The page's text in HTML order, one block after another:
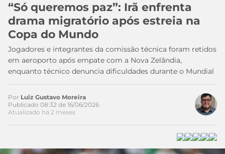
DE
APOSTA
MELHORES
SITES
DE
APOSTAS
2026
COPA
DO
MUNDO
TIMES
MEU
TIME
CAMPEONATOS
“Só queremos paz”: Irã enfrenta
drama migratório após estreia na
Copa do Mundo
Jogadores e integrantes da comissão técnica foram retidos
em aeroporto após empate com a Nova Zelândia,
enquanto técnico denuncia dificuldades durante o Mundial
Por Luiz Gustavo Moreira
Publicado 08:32 de 16/06/2026
Atualizado há 2 meses